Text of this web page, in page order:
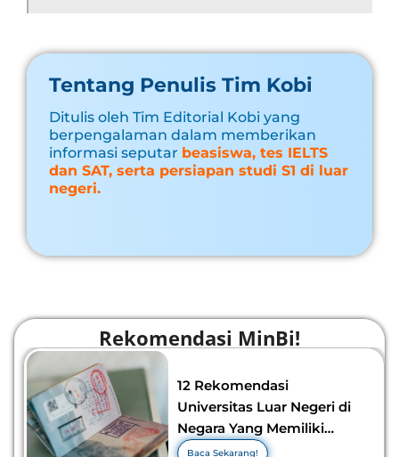
Tentang Penulis Tim Kobi
Ditulis oleh Tim Editorial Kobi yang
berpengalaman dalam memberikan
informasi seputar beasiswa, tes IELTS
dan SAT, serta persiapan studi S1 di luar
negeri.
Rekomendasi MinBi!
12 Rekomendasi
Universitas Luar Negeri di
Negara Yang Memiliki
Visa Murah di 2026-2027!
Baca Sekarang!